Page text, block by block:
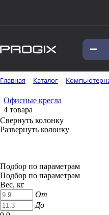
Главная Каталог
Офисные кресла
4 товара
Свернуть колонку
Развернуть колонку
Подбор по параметрам
Подбор по параметрам
Вес, кг
От
До